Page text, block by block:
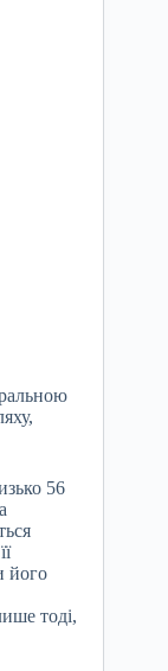
56
його
тоді,